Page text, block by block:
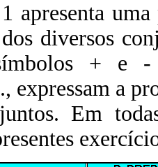
uma
diversos
+ e -
expressam a
Em